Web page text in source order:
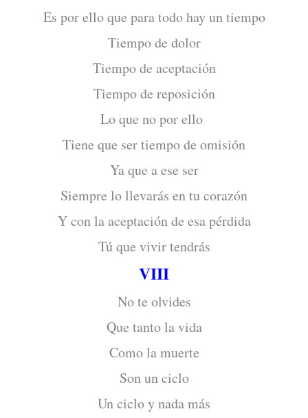
Es por ello que para todo hay un tiempo
Tiempo de dolor
Tiempo de aceptación
Tiempo de reposición
Lo que no por ello
Tiene que ser tiempo de omisión
Ya que a ese ser
Siempre lo llevarás en tu corazón
Y con la aceptación de esa pérdida
Tú que vivir tendrás
VIII
No te olvides
Que tanto la vida
Como la muerte
Son un ciclo
Un ciclo y nada más